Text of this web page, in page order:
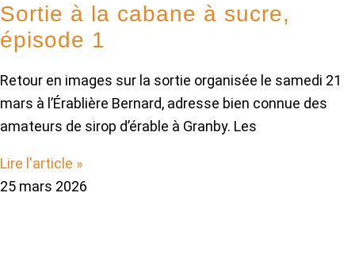
Sortie à la cabane à sucre,
épisode 1
Retour en images sur la sortie organisée le samedi 21
mars à l’Érablière Bernard, adresse bien connue des
amateurs de sirop d’érable à Granby. Les
Lire l'article »
25 mars 2026